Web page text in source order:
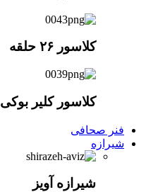
کلاسور ۲۶ حلقه
کلاسور کلیر بوکی
فنر صحافی
شیرازه
شیرازه آویز